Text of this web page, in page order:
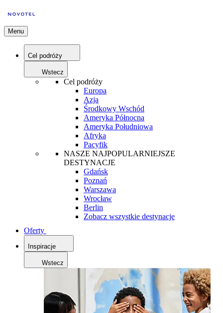
Menu
Cel podróży
Wstecz
Cel podróży
Europa
Azja
Środkowy Wschód
Ameryka Północna
Ameryka Południowa
Afryka
Pacyfik
NASZE NAJPOPULARNIEJSZE
DESTYNACJE
Gdańsk
Poznań
Warszawa
Wrocław
Berlin
Zobacz wszystkie destynacje
Oferty
Inspiracje
Wstecz